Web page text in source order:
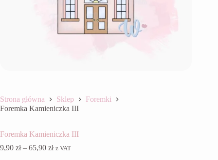
Strona główna Sklep
Foremki
Foremka Kamieniczka III
Foremka Kamieniczka III
9,90 zł – 65,90 złZakres
z VAT